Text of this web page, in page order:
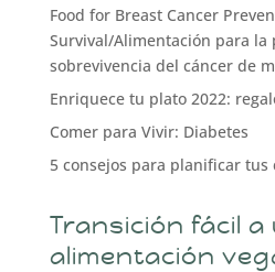
Food for Breast Cancer
Survival/Alimentación para la
sobrevivencia del cáncer de
Enriquece tu plato 2022:
Comer para Vivir: Diabetes
5 consejos para planificar tus
Transición fácil a
alimentación